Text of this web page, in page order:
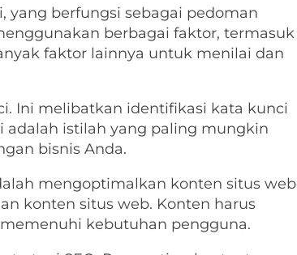
yang berfungsi sebagai pedoman
berbagai faktor, termasuk
faktor lainnya untuk menilai dan
Ini melibatkan identifikasi kata kunci
adalah istilah yang paling mungkin
bisnis Anda.
mengoptimalkan konten situs web
konten situs web. Konten harus
kebutuhan pengguna.